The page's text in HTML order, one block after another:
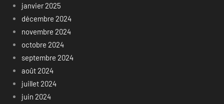
janvier 2025
décembre 2024
novembre 2024
octobre 2024
septembre 2024
août 2024
juillet 2024
juin 2024